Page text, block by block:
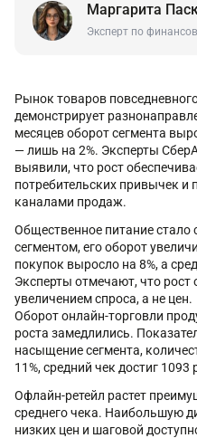
Маргарита
Эксперт по
Рынок товаров
демонстрирует
месяцев оборот сегмента
— лишь на 2%. Эксперты
выявили, что рост
потребительских привычек и
каналами продаж.
Общественное питание
сегментом, его оборот
покупок выросло на 8%, а
Эксперты отмечают, что
увеличением спроса, а не цен.
Оборот онлайн-торговли
роста замедлились.
насыщение сегмента,
11%, средний чек достиг 1093
Офлайн-ретейл растет
среднего чека. Наибольшую
низких цен и шаговой